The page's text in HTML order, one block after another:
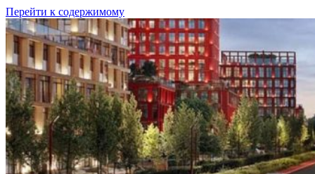
Перейти к содержимому